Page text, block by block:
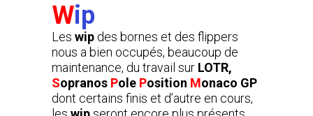
Wip
Les wip des bornes et des flippers
nous a bien occupés, beaucoup de
maintenance, du travail sur LOTR,
Sopranos Pole Position Monaco GP
dont certains finis et d’autre en cours,